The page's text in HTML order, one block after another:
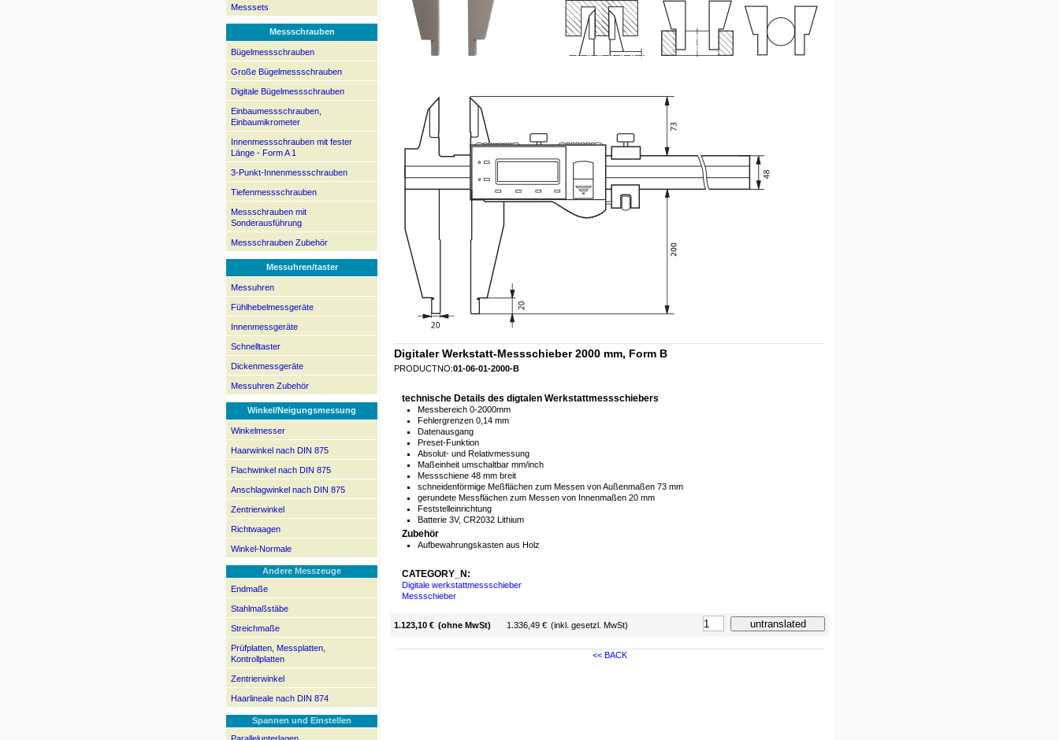
Messsets
Messschrauben
Bügelmessschrauben
Große Bügelmessschrauben
Digitale Bügelmessschrauben
Einbaumessschrauben,
Einbaumikrometer
Innenmessschrauben mit fester
Länge - Form A 1
3-Punkt-Innenmessschrauben
Tiefenmessschrauben
Messschrauben mit
Sonderausführung
Messschrauben Zubehör
Messuhren/taster
Messuhren
Fühlhebelmessgeräte
Innenmessgeräte
Schnelltaster
Dickenmessgeräte
Messuhren Zubehör
Winkel/Neigungsmessung
Winkelmesser
Haarwinkel nach DIN 875
Flachwinkel nach DIN 875
Anschlagwinkel nach DIN 875
Zentrierwinkel
Richtwaagen
Winkel-Normale
Andere Messzeuge
Endmaße
Stahlmaßstäbe
Streichmaße
Prüfplatten, Messplatten,
Kontrollplatten
Zentrierwinkel
Haarlineale nach DIN 874
Spannen und Einstellen
Digitaler Werkstatt-Messschieber 2000 mm, Form B
PRODUCTNO:01-06-01-2000-B
technische Details des digtalen Werkstattmessschiebers
Messbereich 0-2000mm
Fehlergrenzen 0,14 mm
Datenausgang
Preset-Funktion
Absolut- und Relativmessung
Maßeinheit umschaltbar mm/inch
Messschiene 48 mm breit
schneidenförmige Meßflächen zum Messen von Außenmaßen 73 mm
gerundete Messflächen zum Messen von Innenmaßen 20 mm
Feststelleinrichtung
Batterie 3V, CR2032 Lithium
Zubehör
Aufbewahrungskasten aus Holz
CATEGORY_N:
Digitale werkstattmessschieber
Messschieber
1.123,10 € (ohne MwSt) 1.336,49 € (inkl. gesetzl. MwSt)
<< BACK